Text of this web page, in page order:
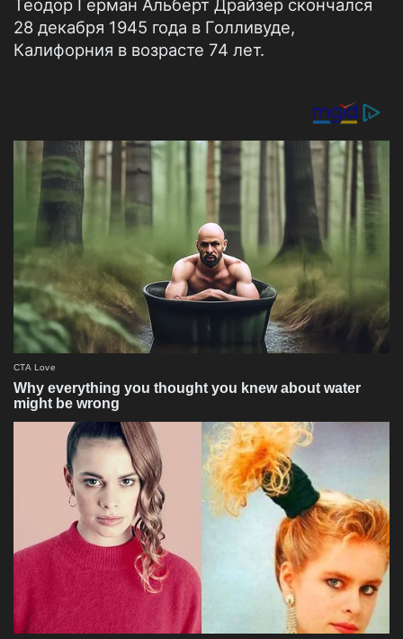
Теодор Герман Альберт Драйзер скончался
28 декабря 1945 года в Голливуде,
Калифорния в возрасте 74 лет.